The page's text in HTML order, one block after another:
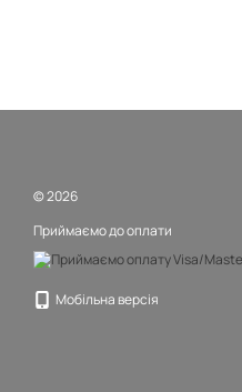
© 2026
Приймаємо до оплати
Мобільна версія